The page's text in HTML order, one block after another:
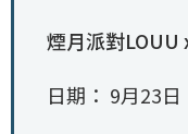
煙月派對LOUU
日期： 9月23